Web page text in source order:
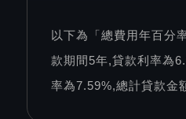
以下為「總費用年百分
款期間5年,貸款利率為
率為7.59%,總計貸款金